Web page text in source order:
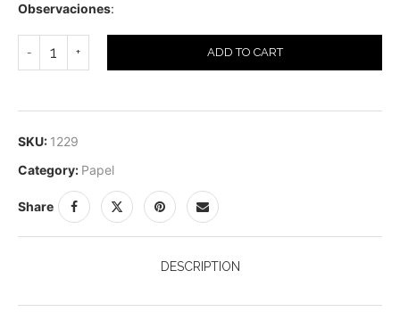
Observaciones:
ADD TO CART
SKU: 1229
Category: Papel
Share
DESCRIPTION